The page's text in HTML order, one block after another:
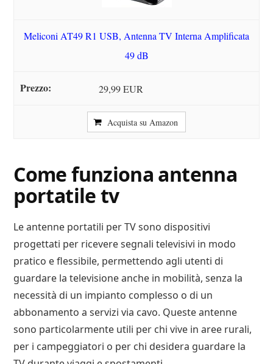
Meliconi AT49 R1 USB, Antenna TV Interna Amplificata
49 dB
29,99 EUR
Acquista su Amazon
Come funziona antenna
portatile tv
Le antenne portatili per TV sono dispositivi
progettati per ricevere segnali televisivi in modo
pratico e flessibile, permettendo agli utenti di
guardare la televisione anche in mobilità, senza la
necessità di un impianto complesso o di un
abbonamento a servizi via cavo. Queste antenne
sono particolarmente utili per chi vive in aree rurali,
per i campeggiatori o per chi desidera guardare la